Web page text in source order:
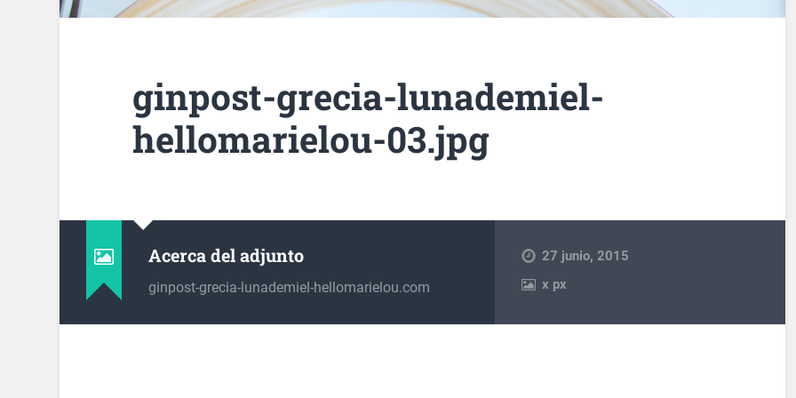
ginpost-grecia-lunademiel-
hellomarielou-03.jpg
Acerca del adjunto
ginpost-grecia-lunademiel-hellomarielou.com
27 junio, 2015
x px